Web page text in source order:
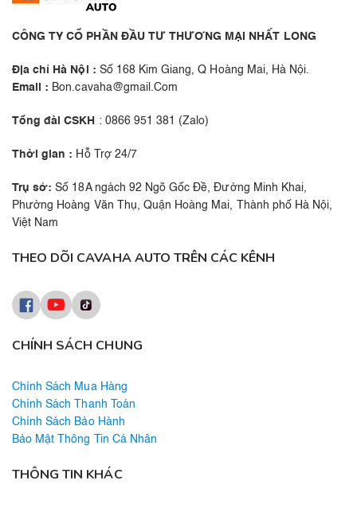
CÔNG TY CỔ PHẦN ĐẦU TƯ THƯƠNG MẠI NHẤT LONG
Địa chỉ Hà Nội : Số 168 Kim Giang, Q Hoàng Mai, Hà Nội.
Email : Bon.cavaha@gmail.Com
Tổng đài CSKH : 0866 951 381 (Zalo)
Thời gian : Hỗ Trợ 24/7
Trụ sở: Số 18A ngách 92 Ngõ Gốc Đề, Đường Minh Khai,
Phường Hoàng Văn Thụ, Quận Hoàng Mai, Thành phố Hà Nội,
Việt Nam
CHÍNH SÁCH CHUNG
Chính Sách Mua Hàng
Chính Sách Thanh Toán
Chính Sách Bảo Hành
Bảo Mật Thông Tin Cá Nhân
THÔNG TIN KHÁC
THEO DÕI CAVAHA AUTO TRÊN CÁC KÊNH